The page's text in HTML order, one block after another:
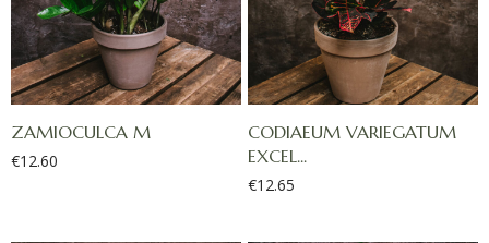
ZAMIOCULCA M
€12.60
CODIAEUM VARIEGATUM
EXCEL...
€12.65